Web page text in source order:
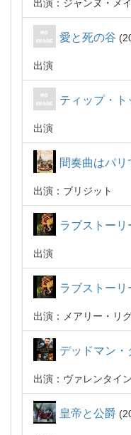
出演：ジャンヌ・メ
愛と死の谷
出演
ティップ・
出演
間奏曲はパリ
出演：ブリジット
ラブストー
出演
ラブストー
出演：メアリー・リ
デッドマン・
出演：ヴァレンタイン
皇帝と公爵